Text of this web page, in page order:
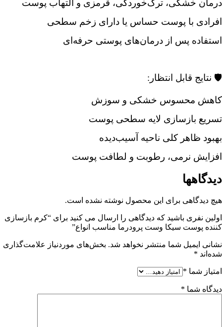
درمان خشکی، ترک‌خوردگی، قرمزی و التهاب پوست
افرادی با پوست حساس یا دارای زخم سطحی
استفاده پس از درمان‌های پوستی حرفه‌ای
🛡️ نتایج قابل انتظار:
کاهش محسوس خشکی و سوزش
تسریع بازسازی لایه سطحی پوست
بهبود ظاهر کلی ناحیه آسیب‌دیده
افزایش نرمی، رطوبت و لطافت پوست
دیدگاهها
هیچ دیدگاهی برای این محصول نوشته نشده است.
اولین نفری باشید که دیدگاهی را ارسال می کنید برای “کرم بازسازی
کننده پوست سیکا وست پرودرما مناسب انواع”
نشانی ایمیل شما منتشر نخواهد شد. بخش‌های موردنیاز علامت‌گذاری
شده‌اند *
امتیاز شما *
دیدگاه شما *